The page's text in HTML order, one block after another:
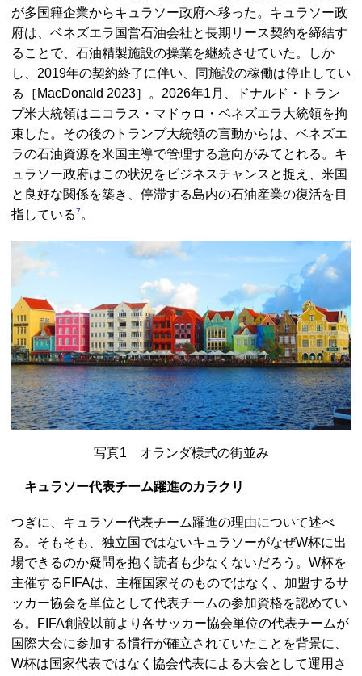
が多国籍企業からキュラソー政府へ移った。キュラソー政
府は、ベネズエラ国営石油会社と長期リース契約を締結す
ることで、石油精製施設の操業を継続させていた。しか
し、2019年の契約終了に伴い、同施設の稼働は停止してい
る［MacDonald 2023］。2026年1月、ドナルド・トラン
プ米大統領はニコラス・マドゥロ・ベネズエラ大統領を拘
束した。その後のトランプ大統領の言動からは、ベネズエ
ラの石油資源を米国主導で管理する意向がみてとれる。キ
ュラソー政府はこの状況をビジネスチャンスと捉え、米国
と良好な関係を築き、停滞する島内の石油産業の復活を目
指している7 。
写真1 オランダ様式の街並み
キュラソー代表チーム躍進のカラクリ
つぎに、キュラソー代表チーム躍進の理由について述べ
る。そもそも、独立国ではないキュラソーがなぜW杯に出
場できるのか疑問を抱く読者も少なくないだろう。W杯を
主催する FIFAは、主権国家そのものではなく、加盟するサ
ッカー協会を単位として代表チームの参加資格を認めてい
る。
FIFA創設以前より各サッカー協会単位の代表チームが
国際大会に参加する慣行が確立されていたことを背景に、
W杯は国家代表ではなく協会代表による大会として運用さ